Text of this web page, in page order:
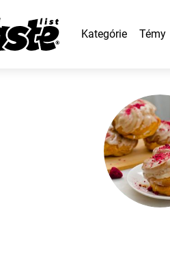
Kategórie Témy